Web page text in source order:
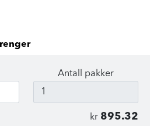
Antall pakker
kr 895.32